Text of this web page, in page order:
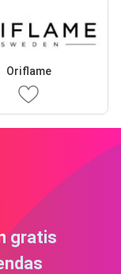
Oriflame
gratis